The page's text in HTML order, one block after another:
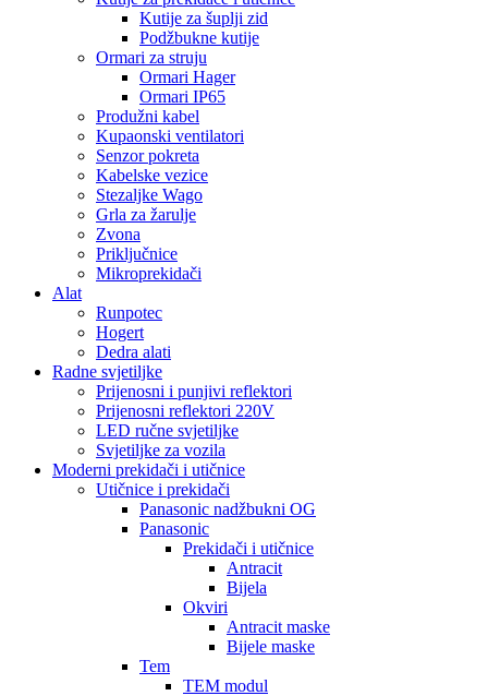
Kutije za šuplji zid
Podžbukne kutije
Ormari za struju
Ormari Hager
Ormari IP65
Produžni kabel
Kupaonski ventilatori
Senzor pokreta
Kabelske vezice
Stezaljke Wago
Grla za žarulje
Zvona
Priključnice
Mikroprekidači
Alat
Runpotec
Hogert
Dedra alati
Radne svjetiljke
Prijenosni i punjivi reflektori
Prijenosni reflektori 220V
LED ručne svjetiljke
Svjetiljke za vozila
Moderni prekidači i utičnice
Utičnice i prekidači
Panasonic nadžbukni OG
Panasonic
Prekidači i utičnice
Antracit
Bijela
Okviri
Antracit maske
Bijele maske
Tem
TEM modul